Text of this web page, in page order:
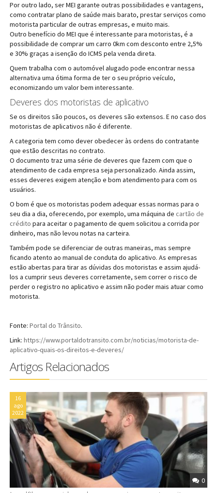
Por outro lado, ser MEI garante outras possibilidades e vantagens,
como contratar plano de saúde mais barato, prestar serviços como
motorista particular de outras empresas, e muito mais.
Outro benefício do MEI que é interessante para motoristas, é a
possibilidade de comprar um carro 0km com desconto entre 2,5%
e 30% graças a isenção do ICMS pela venda direta.
Quem trabalha com o automóvel alugado pode encontrar nessa
alternativa uma ótima forma de ter o seu próprio veículo,
economizando um valor bem interessante.
Deveres dos motoristas de aplicativo
Se os direitos são poucos, os deveres são extensos. E no caso dos
motoristas de aplicativos não é diferente.
A categoria tem como dever obedecer às ordens do contratante
que estão descritas no contrato.
O documento traz uma série de deveres que fazem com que o
atendimento de cada empresa seja personalizado. Ainda assim,
esses deveres exigem atenção e bom atendimento para com os
usuários.
O bom é que os motoristas podem adequar essas normas para o
seu dia a dia, oferecendo, por exemplo, uma máquina de cartão de
crédito para aceitar o pagamento de quem solicitou a corrida por
dinheiro, mas não levou notas na carteira.
Também pode se diferenciar de outras maneiras, mas sempre
ficando atento ao manual de conduta do aplicativo. As empresas
estão abertas para tirar as dúvidas dos motoristas e assim ajudá-
los a cumprir seus deveres corretamente, sem correr o risco de
perder o registro no aplicativo e assim não poder mais atuar como
motorista.
Fonte: Portal do Trânsito.
Link: https://www.portaldotransito.com.br/noticias/motorista-de-
aplicativo-quais-os-direitos-e-deveres/
Artigos Relacionados
16
ago
2022
0